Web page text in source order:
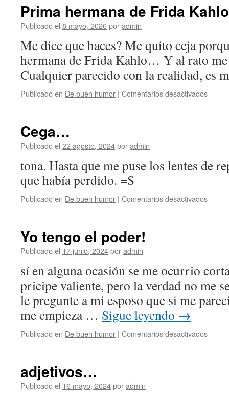
Prima hermana de Frida Kahlo
Publicado el 8 mayo, 2026poradmin
Me dice que haces? Me quito ceja
hermana de Frida Kahlo… Y al rato me
Cualquier parecido con la realidad, es
Publicado en De buen humor | Comentarios desactivadosen
Cega…
Publicado el 22 agosto, 2024poradmin
tona. Hasta que me puse los lentes de
que había perdido. =S
Publicado en De buen humor | Comentarios desactivadosen
Yo tengo el poder!
Publicado el 17 junio, 2024poradmin
sí en alguna ocasión se me ocurrio
pricipe valiente, pero la verdad no me
le pregunte a mi esposo que si me
me empieza … Sigue leyendo →
Publicado en De buen humor | Comentarios desactivadosen
adjetivos…
Publicado el 16 mayo, 2024poradmin